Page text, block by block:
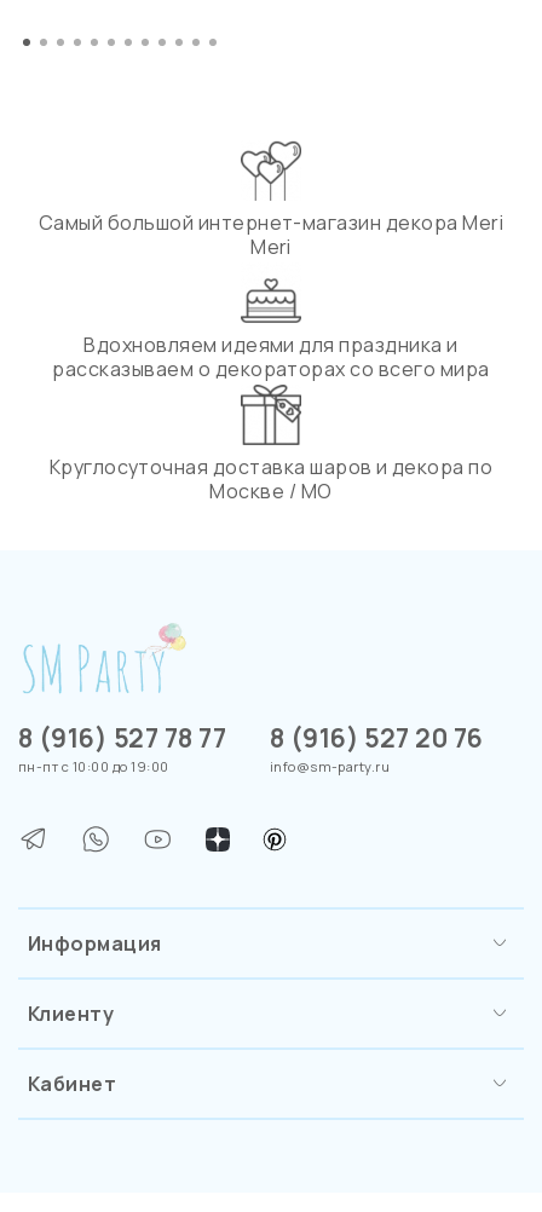
Самый большой интернет-магазин декора Meri
Meri
Вдохновляем идеями для праздника и
рассказываем о декораторах со всего мира
Круглосуточная доставка шаров и декора по
Москве / МО
Информация
Клиенту
Кабинет
8 (916) 527 78 77
пн-пт с 10:00 до 19:00
8 (916) 527 20 76
info@sm-party.ru